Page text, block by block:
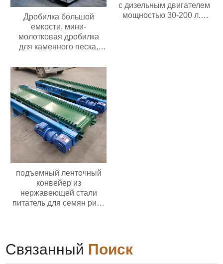
Дробилка большой
емкости, мини-
молотковая дробилка
для каменного песка,
с дизельным двигателем
мощностью 30-200 л.с.
подъемный ленточный
конвейер из
нержавеющей стали
питатель для семян риса
Связанный Поиск